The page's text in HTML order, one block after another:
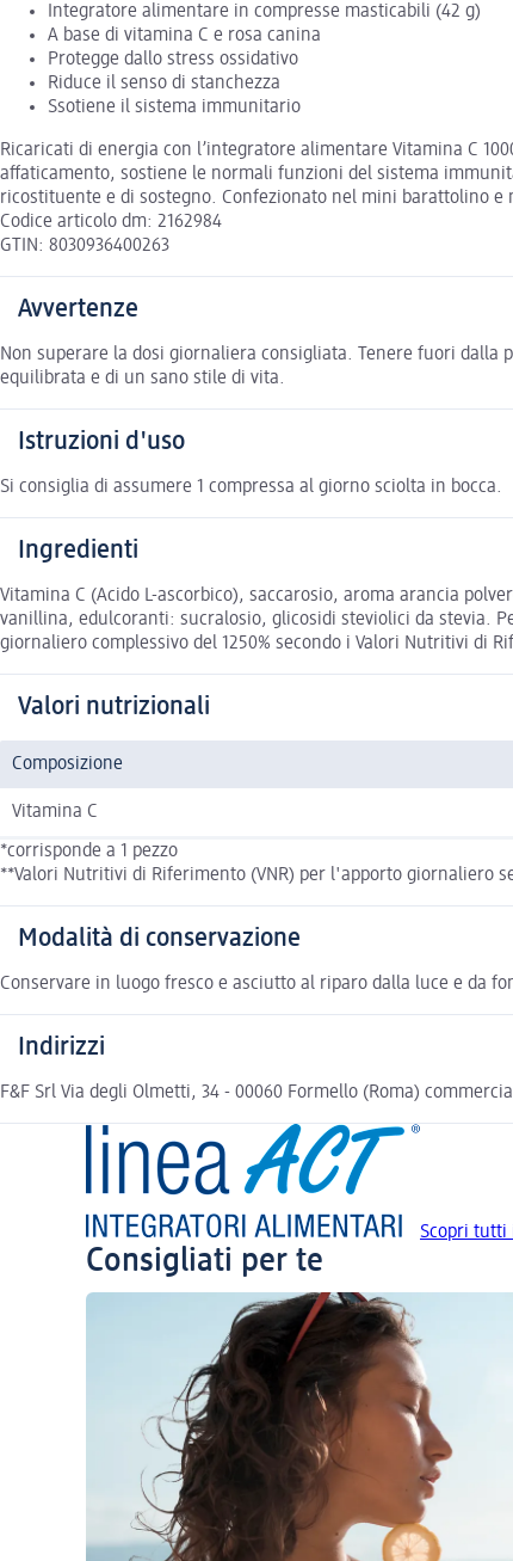
Integratore alimentare in compresse masticabili (42 g)
A base di vitamina C e rosa canina
Protegge dallo stress ossidativo
Riduce il senso di stanchezza
Ssotiene il sistema immunitario
Ricaricati di energia con l’integratore alimentare Vitamina C
affaticamento, sostiene le normali funzioni del sistema
ricostituente e di sostegno. Confezionato nel mini barattolino
Codice articolo dm: 2162984
GTIN: 8030936400263
Avvertenze
Non superare la dosi giornaliera consigliata. Tenere fuori
equilibrata e di un sano stile di vita.
Istruzioni d'uso
Si consiglia di assumere 1 compressa al giorno sciolta in bocca.
Ingredienti
Vitamina C (Acido L-ascorbico), saccarosio, aroma arancia
vanillina, edulcoranti: sucralosio, glicosidi steviolici da stevia.
giornaliero complessivo del 1250% secondo i Valori Nutritivi di
Valori nutrizionali
Composizione
Vitamina C
*corrisponde a 1 pezzo
**Valori Nutritivi di Riferimento (VNR) per l'apporto giornaliero
Modalità di conservazione
Conservare in luogo fresco e asciutto al riparo dalla luce e da
Indirizzi
F&F Srl Via degli Olmetti, 34 - 00060 Formello (Roma)
Scopri tutti
Consigliati per te